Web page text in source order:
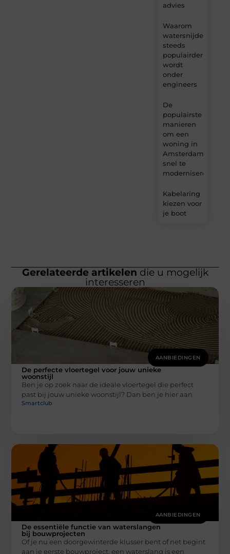
advies
Waarom
watersnijden
steeds
populairder
wordt
onder
engineers
De
populairste
manieren
om een
woning in
Amsterdam
snel te
moderniseren
Kabelaring
kiezen voor
je boot
Gerelateerde artikelen die u mogelijk
interesseren
AANBIEDINGEN
De perfecte vloertegel voor jouw unieke
woonstijl
Ben je op zoek naar de ideale vloertegel die perfect
past bij jouw unieke woonstijl? Dan ben je hier aan
Smartclub
AANBIEDINGEN
De essentiële functie van waterslangen
bij bouwprojecten
Of je nu een doorgewinterde klusser bent of net begint
aan je eerste bouwproject, een waterslang is een